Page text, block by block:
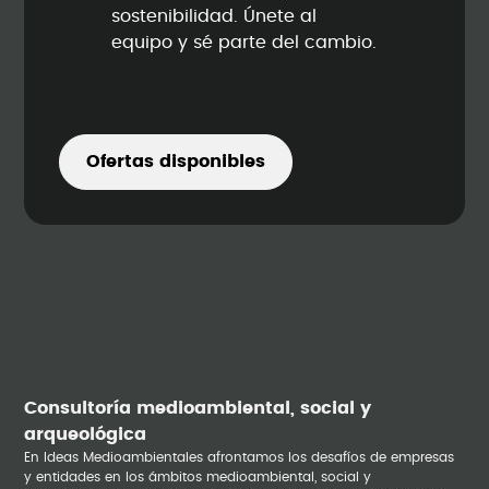
sostenibilidad. Únete al
equipo y sé parte del cambio.
Ofertas disponibles
Consultoría medioambiental, social y
arqueológica
En Ideas Medioambientales afrontamos los desafíos de empresas
y entidades en los ámbitos medioambiental, social y